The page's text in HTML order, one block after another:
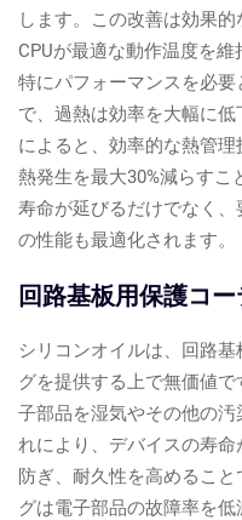
します。この改善は効果的
CPUが最適な動作温度を
特にパフォーマンスを必
で、過熱は効率を大幅に
によると、効率的な熱管
熱発生を最大30%減らすこ
寿命が延びるだけでなく
の性能も最適化されます。
回路基板用保護コ
シリコンオイルは、回路
グを提供する上で無価値
子部品を湿気やその他の
れにより、デバイスの寿
防ぎ、耐久性を高めるこ
グは電子部品の故障率を